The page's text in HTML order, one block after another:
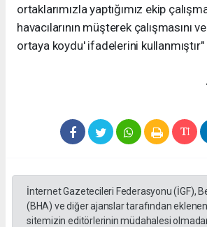
ortaklarımızla yaptığımız ekip
havacılarının müşterek çalışmasını
ortaya koydu' ifadelerini kullanmıştır"
İnternet Gazetecileri Federasyonu (İGF),
(BHA) ve diğer ajanslar tarafından
sitemizin editörlerinin müdahalesi